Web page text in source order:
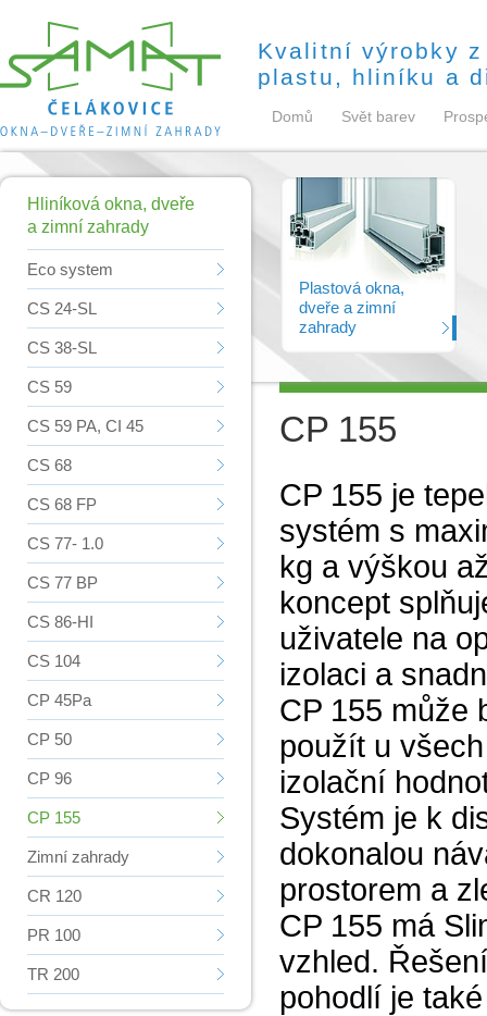
SAMAT ALUMINIO
Kvalitní výrobky z
plastu, hliníku a
Domů Svět barev
Plastová okna,
dveře a zimní
zahrady
CP 155
CP 155 je
systém s
kg a výškou
koncept
uživatele na
izolaci a
CP 155 může
použít u
izolační
Systém je k
dokonalou
prostorem a
CP 155 má
vzhled.
pohodlí je
Hliníková okna, dveře
a zimní zahrady
Eco system
CS 24-SL
CS 38-SL
CS 59
CS 59 PA, CI 45
CS 68
CS 68 FP
CS 77- 1.0
CS 77 BP
CS 86-HI
CS 104
CP 45Pa
CP 50
CP 96
CP 155
Zimní zahrady
CR 120
PR 100
TR 200